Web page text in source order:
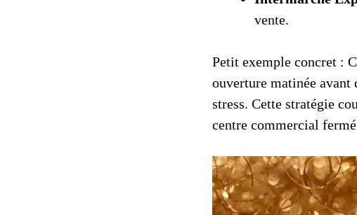
vente.
Petit exemple concret :
ouverture matinée avant
stress. Cette stratégie
centre commercial